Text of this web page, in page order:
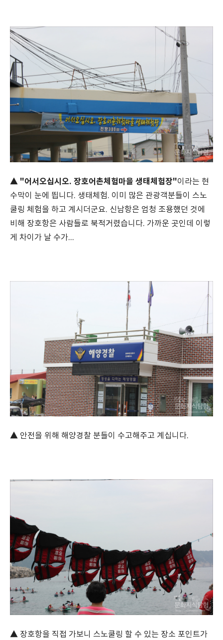
▲ "어서오십시오. 장호어촌체험마을 생태체험장"이라는 현
수막이 눈에 띕니다. 생태체험. 이미 많은 관광객분들이 스노
쿨링 체험을 하고 계시더군요. 신남항은 엄청 조용했던 것에
비해 장호항은 사람들로 북적거렸습니다. 가까운 곳인데 이렇
게 차이가 날 수가...
▲ 안전을 위해 해양경찰 분들이 수고해주고 계십니다.
▲ 장호항을 직접 가보니 스노쿨링 할 수 있는 장소 포인트가